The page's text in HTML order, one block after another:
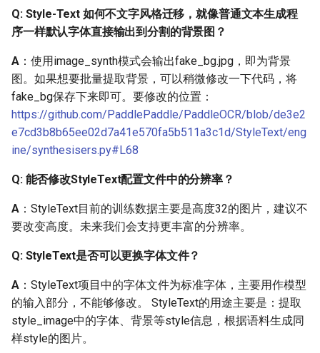
不匹配，该如何解决？
Q：如何将PaddleOCR预
测模型封装成SDK
Q：为什么PaddleOCR检
测预测是只支持一张图片
测试？即
Q：为什么第一张张图预
测时间很长，第二张之后
预测时间会降低？
Q: 采用Paddle-Lite进行端
侧部署，出现问题，环境
没问题
Q: 如何多进程运行
paddleocr？
Q: Style-Text 如何不文字风格迁移，就像普通文本生成程
序一样默认字体直接输出到分割的背景图？
A ：使用image_synth模式会输出fake_bg.jpg，即为背景
图。如果想要批量提取背景，可以稍微修改一下代码，将
fake_bg保存下来即可。要修改的位置：
https://github.com/PaddlePaddle/PaddleOCR/blob/de3e2
e7cd3b8b65ee02d7a41e570fa5b511a3c1d/StyleText/eng
ine/synthesisers.py#L68
Q: 能否修改StyleText配置文件中的分辨率？
A ：StyleText目前的训练数据主要是高度32的图片，建议不
要改变高度。未来我们会支持更丰富的分辨率。
Q: StyleText是否可以更换字体文件？
A ：StyleText项目中的字体文件为标准字体，主要用作模型
的输入部分，不能够修改。 StyleText的用途主要是：提取
style_image中的字体、背景等style信息，根据语料生成同
样style的图片。